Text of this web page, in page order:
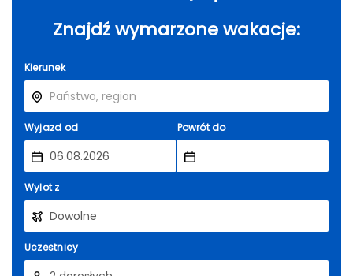
Znajdź wymarzone wakacje:
Kierunek
Wyjazd od Powrót do
Wylot z
Uczestnicy